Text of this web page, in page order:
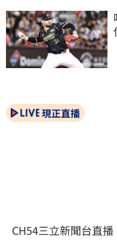
現正直播
CH54三立新聞台直播